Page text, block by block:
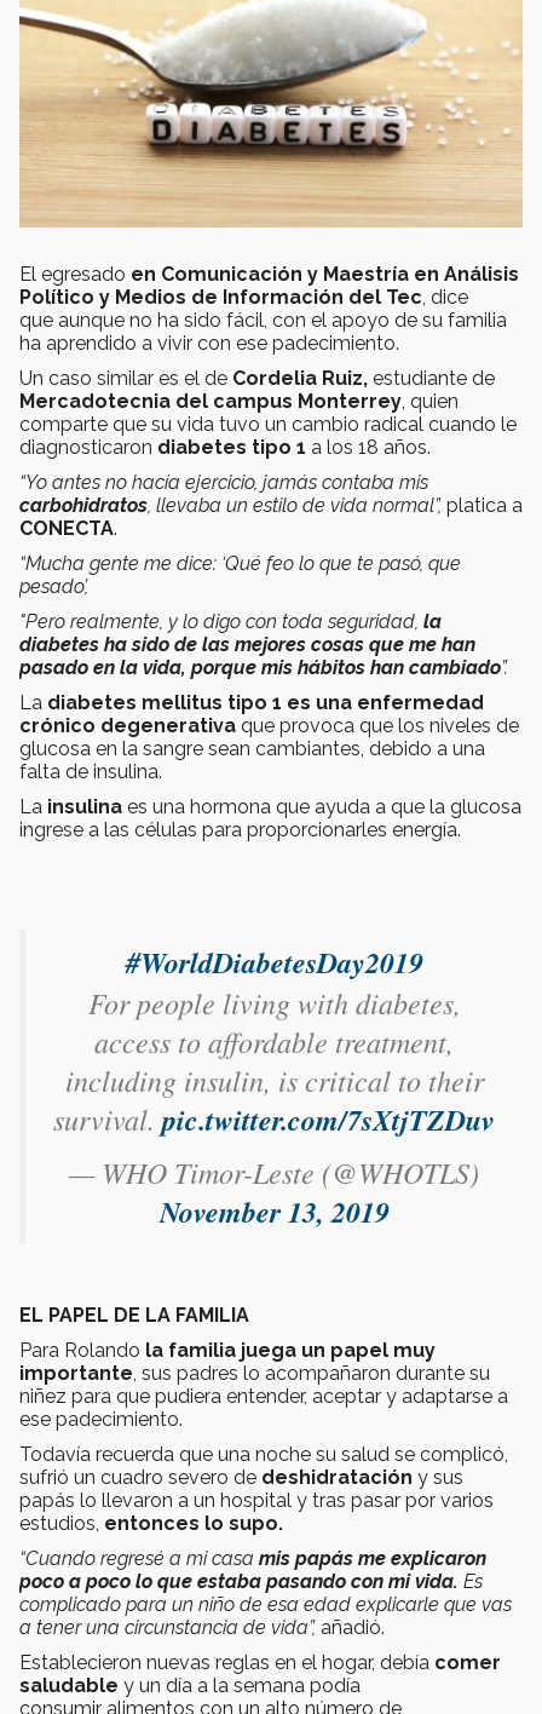
El egresado en Comunicación y Maestría en Análisis
Político y Medios de Información del Tec, dice
que aunque no ha sido fácil, con el apoyo de su familia
ha aprendido a vivir con ese padecimiento.
Un caso similar es el de Cordelia Ruiz, estudiante de
Mercadotecnia del campus Monterrey, quien
comparte que su vida tuvo un cambio radical cuando le
diagnosticaron diabetes tipo 1 a los 18 años.
“Yo antes no hacía ejercicio, jamás contaba mis
carbohidratos, llevaba un estilo de vida normal”, platica a
CONECTA.
“Mucha gente me dice: ‘Qué feo lo que te pasó, que
pesado’,
"Pero realmente, y lo digo con toda seguridad, la
diabetes ha sido de las mejores cosas que me han
pasado en la vida, porque mis hábitos han cambiado”.
La diabetes mellitus tipo 1 es una enfermedad
crónico degenerativa que provoca que los niveles de
glucosa en la sangre sean cambiantes, debido a una
falta de insulina.
La insulina es una hormona que ayuda a que la glucosa
ingrese a las células para proporcionarles energía.
#WorldDiabetesDay2019
For people living with diabetes,
access to affordable treatment,
including insulin, is critical to their
survival.pic.twitter.com/7sXtjTZDuv
— WHO Timor-Leste (@WHOTLS)
November 13, 2019
EL PAPEL DE LA FAMILIA
Para Rolando la familia juega un papel muy
importante, sus padres lo acompañaron durante su
niñez para que pudiera entender, aceptar y adaptarse a
ese padecimiento.
Todavía recuerda que una noche su salud se complicó,
sufrió un cuadro severo de deshidratación y sus
papás lo llevaron a un hospital y tras pasar por varios
estudios, entonces lo supo.
“Cuando regresé a mi casa mis papás me explicaron
poco a poco lo que estaba pasando con mi vida. Es
complicado para un niño de esa edad explicarle que vas
a tener una circunstancia de vida”, añadió.
Establecieron nuevas reglas en el hogar, debía comer
saludable y un día a la semana podía
consumir alimentos con un alto número de